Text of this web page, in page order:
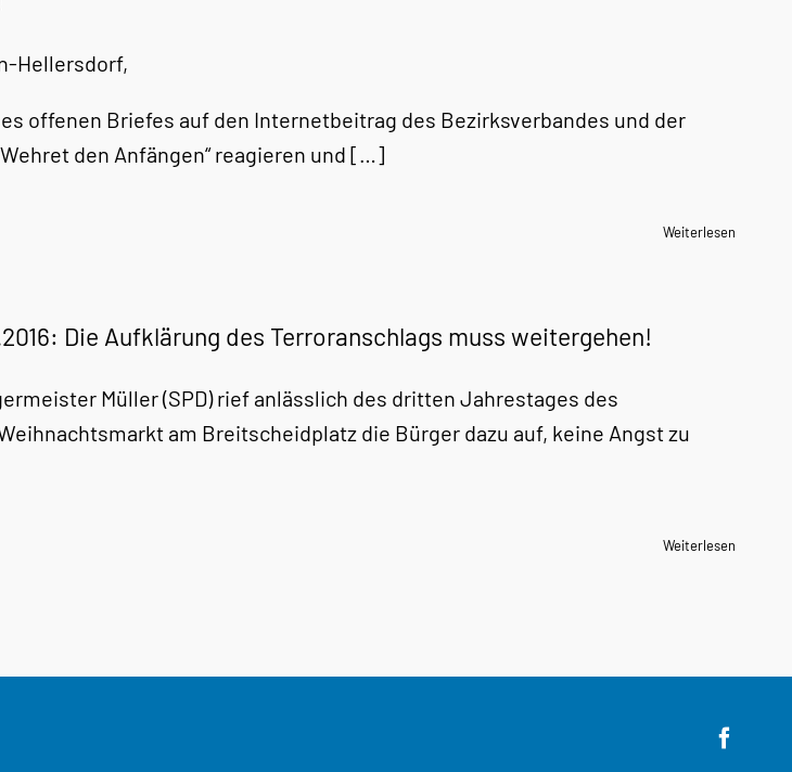
Hellersdorf,
offenen Briefes auf den Internetbeitrag des Bezirksverbandes und der
den Anfängen“ reagieren und […]
Weiterlesen
Die Aufklärung des Terroranschlags muss weitergehen!
Müller (SPD) rief anlässlich des dritten Jahrestages des
am Breitscheidplatz die Bürger dazu auf, keine Angst zu
Weiterlesen